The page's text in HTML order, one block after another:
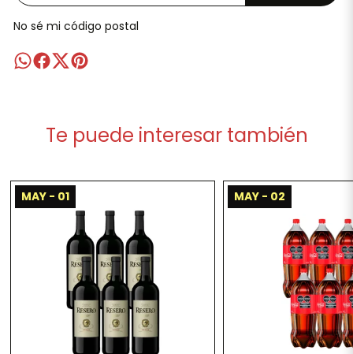
No sé mi código postal
Te puede interesar también
MAY - 01 MAY - 02